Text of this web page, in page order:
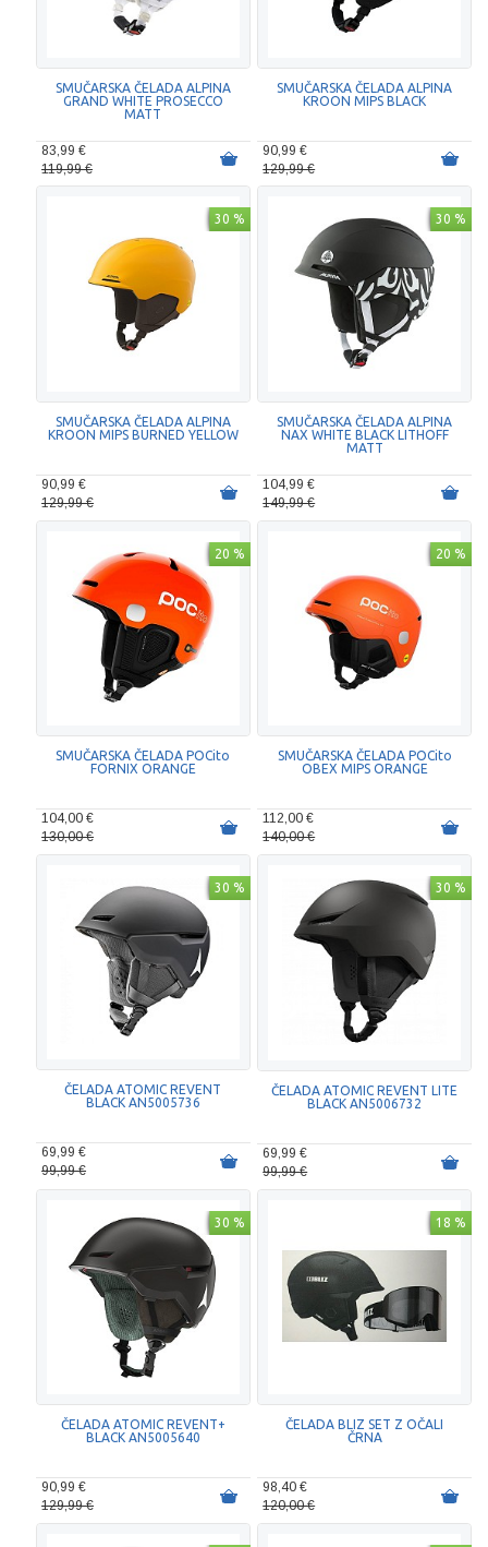
SMUČARSKA ČELADA ALPINA
GRAND WHITE PROSECCO
MATT
83,99 €
119,99 €
SMUČARSKA ČELADA ALPINA
KROON MIPS BLACK
90,99 €
129,99 €
30 %
SMUČARSKA ČELADA ALPINA
KROON MIPS BURNED YELLOW
90,99 €
129,99 €
30 %
SMUČARSKA ČELADA ALPINA
NAX WHITE BLACK LITHOFF
MATT
104,99 €
149,99 €
20 %
SMUČARSKA ČELADA POCito
FORNIX ORANGE
104,00 €
130,00 €
20 %
SMUČARSKA ČELADA POCito
OBEX MIPS ORANGE
112,00 €
140,00 €
30 %
ČELADA ATOMIC REVENT
BLACK AN5005736
69,99 €
99,99 €
30 %
ČELADA ATOMIC REVENT LITE
BLACK AN5006732
69,99 €
99,99 €
30 %
ČELADA ATOMIC REVENT+
BLACK AN5005640
90,99 €
129,99 €
18 %
ČELADA BLIZ SET Z OČALI
ČRNA
98,40 €
120,00 €